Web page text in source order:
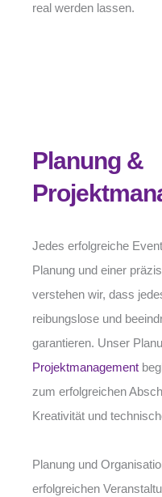
real werden lassen.
Planung &
Jedes erfolgreiche
Planung und einer
verstehen wir, dass
reibungslose und
garantieren. Unser
Projektmanagement
zum erfolgreichen
Kreativität und
Planung und
erfolgreichen